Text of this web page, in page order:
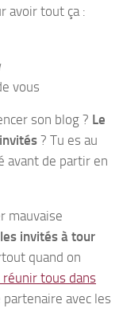
avoir tout ça :
vous
son blog ? Le
? Tu es au
avant de partir en
mauvaise
invités à tour
quand on
réunir tous dans
avec les